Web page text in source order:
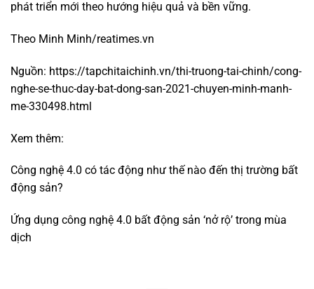
phát triển mới theo hướng hiệu quả và bền vững.
Theo Minh Minh/reatimes.vn
Nguồn: https://tapchitaichinh.vn/thi-truong-tai-chinh/cong-
nghe-se-thuc-day-bat-dong-san-2021-chuyen-minh-manh-
me-330498.html
Xem thêm:
Công nghệ 4.0 có tác động như thế nào đến thị trường bất
động sản?
Ứng dụng công nghệ 4.0 bất động sản ‘nở rộ’ trong mùa
dịch